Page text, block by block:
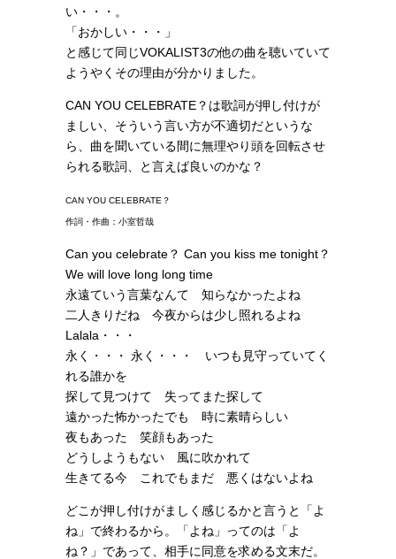
い・・・。
「おかしい・・・」
と感じて同じVOKALIST3の他の曲を聴いていて
ようやくその理由が分かりました。
CAN YOU CELEBRATE？は歌詞が押し付けが
ましい、そういう言い方が不適切だというな
ら、曲を聞いている間に無理やり頭を回転させ
られる歌詞、と言えば良いのかな？
CAN YOU CELEBRATE？
作詞・作曲：小室哲哉
Can you celebrate？ Can you kiss me tonight？
We will love long long time
永遠ていう言葉なんて 知らなかったよね
二人きりだね 今夜からは少し照れるよね
Lalala・・・
永く・・・ 永く・・・ いつも見守っていてく
れる誰かを
探して見つけて 失ってまた探して
遠かった怖かったでも 時に素晴らしい
夜もあった 笑顔もあった
どうしようもない 風に吹かれて
生きてる今 これでもまだ 悪くはないよね
どこが押し付けがましく感じるかと言うと「よ
ね」で終わるから。「よね」ってのは「よ
ね？」であって、相手に同意を求める文末だ。